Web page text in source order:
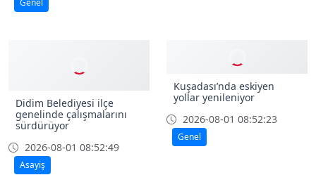
Genel
Didim Belediyesi ilçe
genelinde çalışmalarını
sürdürüyor
2026-08-01 08:52:49
Asayiş
Kuşadası’nda eskiyen
yollar yenileniyor
2026-08-01 08:52:23
Genel